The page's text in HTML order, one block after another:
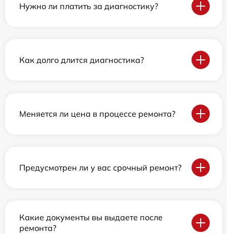
Нужно ли платить за диагностику?
Как долго длится диагностика?
Меняется ли цена в процессе ремонта?
Предусмотрен ли у вас срочный ремонт?
Какие документы вы выдаете после
ремонта?